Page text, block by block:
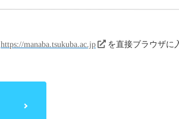
https://manaba.tsukuba.ac.jp を直接ブラウザに